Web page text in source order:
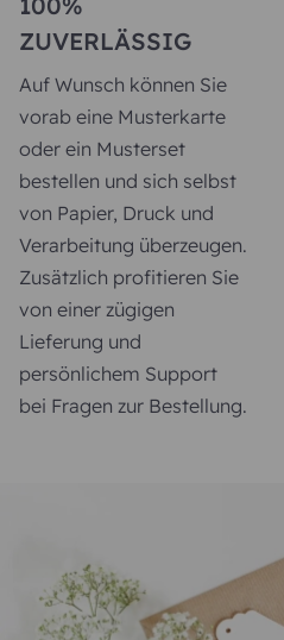
ZUVERLÄSSIG
Auf Wunsch können Sie
vorab eine Musterkarte
oder ein Musterset
bestellen und sich selbst
von Papier, Druck und
Verarbeitung überzeugen.
Zusätzlich profitieren Sie
von einer zügigen
Lieferung und
persönlichem Support
bei Fragen zur Bestellung.